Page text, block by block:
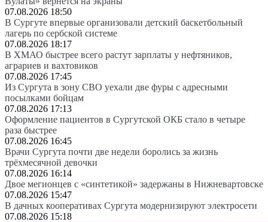
07.08.2026 18:50
В Сургуте впервые организовали детский баскетбольный
лагерь по сербской системе
07.08.2026 18:17
В ХМАО быстрее всего растут зарплаты у нефтяников,
аграриев и вахтовиков
07.08.2026 17:45
Из Сургута в зону СВО уехали две фуры с адресными
посылками бойцам
07.08.2026 17:13
Оформление пациентов в Сургутской ОКБ стало в четыре
раза быстрее
07.08.2026 16:45
Врачи Сургута почти две недели боролись за жизнь
трёхмесячной девочки
07.08.2026 16:14
Двое мегионцев с «синтетикой» задержаны в Нижневартовске
07.08.2026 15:47
В дачных кооперативах Сургута модернизируют электросети
07.08.2026 15:18